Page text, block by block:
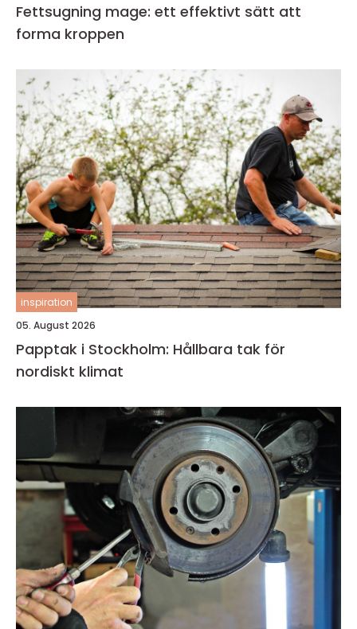
Fettsugning mage: ett effektivt sätt att
forma kroppen
inspiration
05. August 2026
Papptak i Stockholm: Hållbara tak för
nordiskt klimat